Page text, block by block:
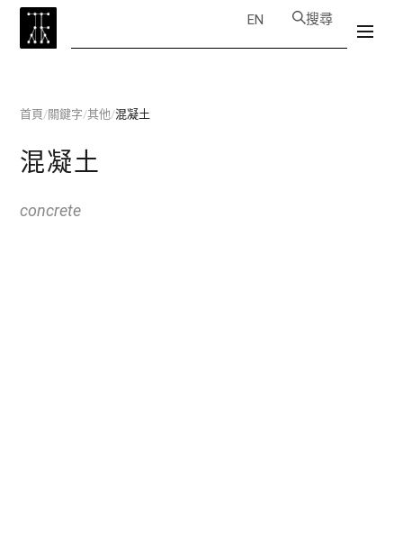
EN 搜尋
首頁/關鍵字/其他/混凝土
混凝土
concrete